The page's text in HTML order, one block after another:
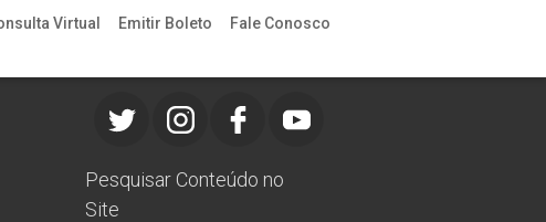
Virtual Emitir Boleto
Fale Conosco
Pesquisar Conteúdo no
Site